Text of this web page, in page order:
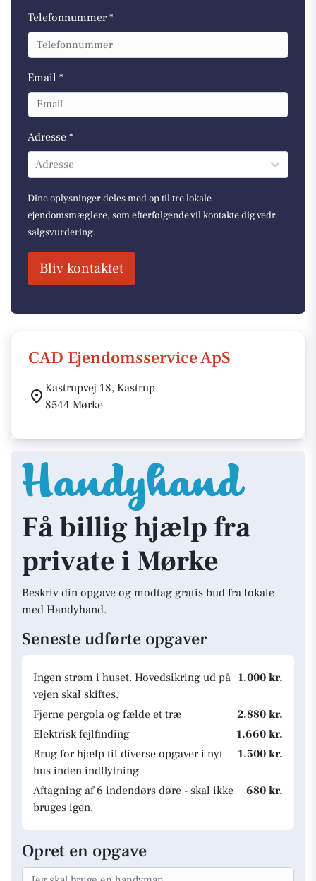
Telefonnummer *
Email *
Adresse *
Adresse
Dine oplysninger deles med op til tre lokale
ejendomsmæglere, som efterfølgende vil kontakte dig vedr.
salgsvurdering.
Bliv kontaktet
CAD Ejendomsservice ApS
Kastrupvej 18, Kastrup
8544 Mørke
Få billig hjælp fra
private i Mørke
Beskriv din opgave og modtag gratis bud fra lokale
med Handyhand.
Seneste udførte opgaver
Ingen strøm i huset. Hovedsikring ud på
vejen skal skiftes.
1.000 kr.
Fjerne pergola og fælde et træ
2.880 kr.
Elektrisk fejlfinding
1.660 kr.
Brug for hjælp til diverse opgaver i nyt
hus inden indflytning
1.500 kr.
Aftagning af 6 indendørs døre - skal ikke
bruges igen.
680 kr.
Opret en opgave